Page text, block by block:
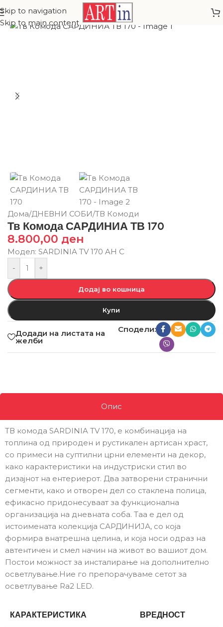
Skip to navigation
Skip to main content
Дома/ДНЕВНИ СОБИ/ТВ Комоди
Тв Комода САРДИНИА ТВ 170
8.800,00 ден
Модел: SARDINIA TV 170 AH C
-
+
Додај во кошница
Купи
Додади на листата на
желби
Сподели:
Опис
ТВ комода SARDINIA TV 170, е комбинација на
топлина од природен и рустикален артисан храст,
со примеси на суптилни црни елементи на декор,
како карактеристики на индустриски стил во
дизајнот на ентериерот. Два затворени странични
сегменти, како и отворен дел со стаклена полица,
ефикасно придонесуваат за функционална
организација на дневната соба. Таа е дел од
истоимената колекција САРДИНИЈА, со која
формира внатрешна целина, и која носи одраз на
автентичен и смел начин на живот во вашиот дом.
Постои можност за инсталирање на дополнително
осветлување.Ние го препорачуваме сетот за
осветлување Ra2 LED.
КАРАКТЕРИСТИКА ВРЕДНОСТ